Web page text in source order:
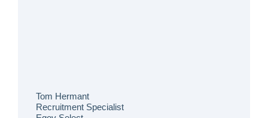
Tom Hermant
Recruitment Specialist